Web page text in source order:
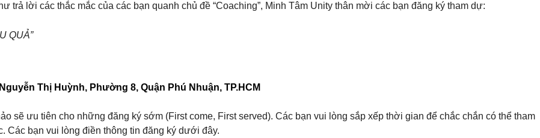
trả lời các thắc mắc của các bạn quanh chủ đề “Coaching”, Minh Tâm Unity thân mời các bạn đăng ký tham dự:
QUẢ”
Thị Huỳnh, Phường 8, Quận Phú Nhuận, TP.HCM
sẽ ưu tiên cho những đăng ký sớm (First come, First served). Các bạn vui lòng sắp xếp thời gian để chắc chắn có thể tham
Các bạn vui lòng điền thông tin đăng ký dưới đây.